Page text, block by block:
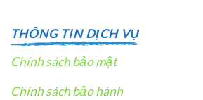
THÔNG TIN DỊCH VỤ
Chính sách bảo mật
Chính sách bảo hành